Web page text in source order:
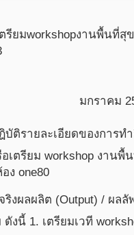
รียมworkshopงานพื้นที่สุ
มกราคม
บัติรายละเอียดของการท
เตรียม workshop งาน
ง one80
ริงผลผลิต (Output) / ผล
ดังนี้ 1. เตรียมเวที